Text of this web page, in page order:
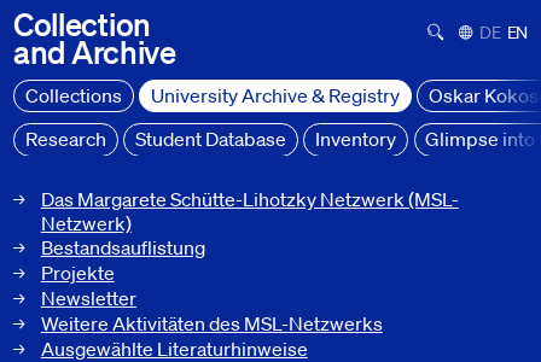
Collection
andArchive
Deutsch
Collections University Archive & Registry
Oskar
Research
Student Database Inventory
Glimpse into
Margarete Schütte-Lihotzky Network
Margarete Schütte-Lihotzky Network
Das Margarete Schütte-Lihotzky Netzwerk (MSL-
Netzwerk)
Bestandsauflistung
Projekte
Newsletter
Weitere Aktivitäten des MSL-Netzwerks
Ausgewählte Literaturhinweise